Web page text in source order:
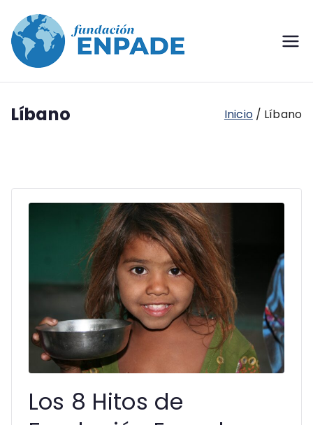
Enpade –
Fundación
Enpade
Líbano Inicio Líbano
Los 8 Hitos de